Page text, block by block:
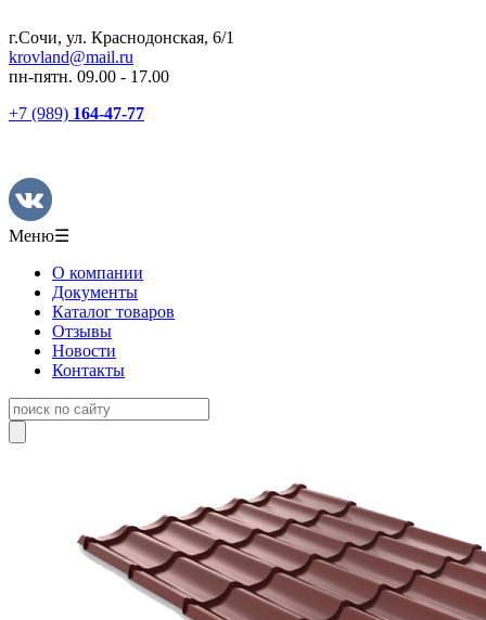
г.Сочи, ул. Краснодонская, 6/1
krovland@mail.ru
пн-пятн. 09.00 - 17.00
+7 (989) 164-47-77
Меню☰
О компании
Документы
Каталог товаров
Отзывы
Новости
Контакты